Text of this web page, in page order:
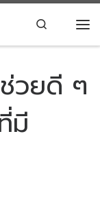
Search
วยดี ๆ
มี